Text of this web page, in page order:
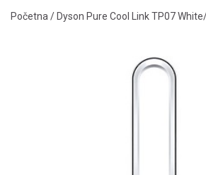
Početna /Dyson Pure Cool Link TP07